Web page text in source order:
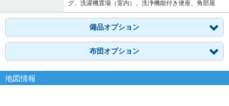
グ、洗濯機置場（室内）、洗浄機能付き便座、角部屋
備品オプション
布団オプション
地図情報